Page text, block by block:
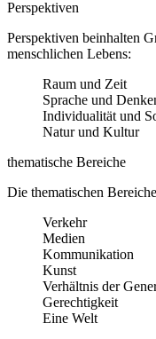
Perspektiven
Perspektiven beinhalten
menschlichen Lebens:
Raum und Zeit
Sprache und
Individualität und
Natur und Kultur
thematische Bereiche
Die thematischen
Verkehr
Medien
Kommunikation
Kunst
Verhältnis der
Gerechtigkeit
Eine Welt